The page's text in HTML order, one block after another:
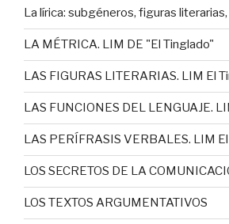
La lírica: subgéneros, figuras
LA MÉTRICA. LIM DE "El Tinglado"
LAS FIGURAS LITERARIAS. LIM El
LAS FUNCIONES DEL LENGUAJE.
LAS PERÍFRASIS VERBALES. LIM
LOS SECRETOS DE LA
LOS TEXTOS ARGUMENTATIVOS